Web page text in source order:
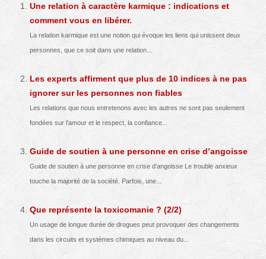
Une relation à caractère karmique : indications et
comment vous en libérer.
La relation karmique est une notion qui évoque les liens qui unissent deux
personnes, que ce soit dans une relation...
Les experts affirment que plus de 10 indices à ne pas
ignorer sur les personnes non fiables
Les relations que nous entretenons avec les autres ne sont pas seulement
fondées sur l’amour et le respect, la confiance...
Guide de soutien à une personne en crise d’angoisse
Guide de soutien à une personne en crise d’angoisse Le trouble anxieux
touche la majorité de la société. Parfois, une...
Que représente la toxicomanie ? (2/2)
Un usage de longue durée de drogues peut provoquer des changements
dans les circuits et systèmes chimiques au niveau du...